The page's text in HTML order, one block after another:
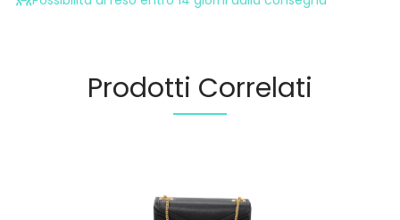
Prodotti Correlati